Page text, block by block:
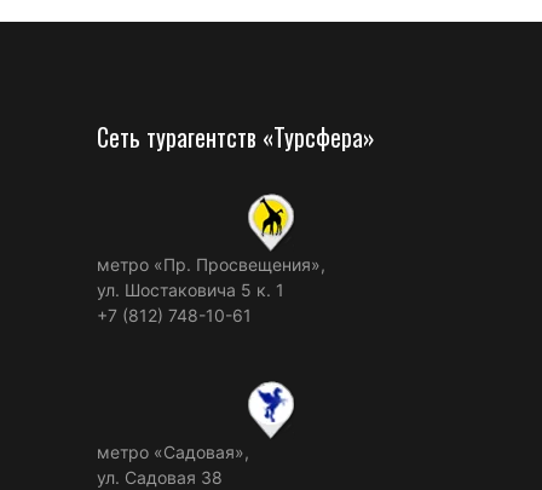
Сеть турагентств «Турсфера»
метро «Пр. Просвещения»,
ул. Шостаковича 5 к. 1
+7 (812) 748-10-61
метро «Садовая»,
ул. Садовая 38